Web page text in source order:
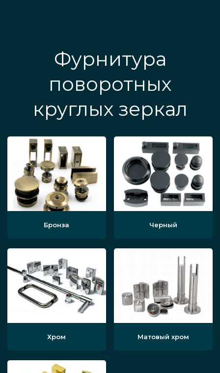
Фурнитура
поворотных
круглых зеркал
Бронза Черный
Хром Матовый хром